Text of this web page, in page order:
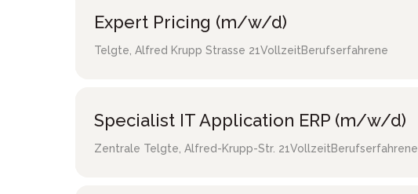
Expert Pricing (m/w/d)
Telgte Alfred Krupp Strasse 21VollzeitBerufserfahrene
Specialist IT Application ERP (m/w/d)
Zentrale Telgte Alfred-Krupp-Str. 21VollzeitBerufserfahrene